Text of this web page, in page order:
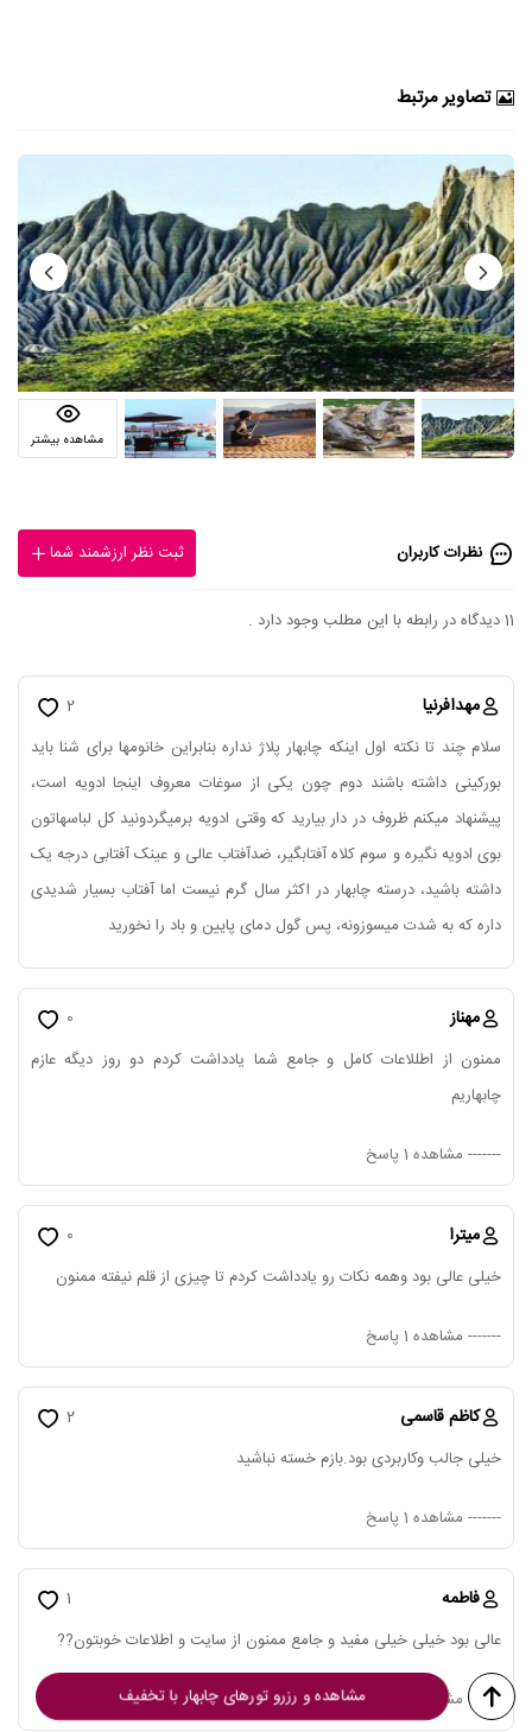
تصاویر مرتبط
مشاهده بیشتر
نظرات کاربران ثبت نظر ارزشمند شما
11 دیدگاه در رابطه با این مطلب وجود دارد .
مهدافرنیا
سلام چند تا نکته اول اینکه چابهار پلاژ نداره بنابراین خانومها برای شنا باید
بورکینی داشته باشند دوم چون یکی از سوغات معروف اینجا ادویه است،
پیشنهاد میکنم ظروف در دار بیارید که وقتی ادویه برمیگردونید کل لباسهاتون
بوی ادویه نگیره و سوم کلاه آفتابگیر، ضدآفتاب عالی و عینک آفتابی درجه یک
داشته باشید، درسته چابهار در اکثر سال گرم نیست اما آفتاب بسیار شدیدی
داره که به شدت میسوزونه، پس گول دمای پایین و باد را نخورید
2
مهناز
ممنون از اطللاعات کامل و جامع شما یادداشت کردم دو روز دیگه عازم
چابهاریم
0
------- مشاهده 1 پاسخ
میترا
خيلی عالی بود وهمه نکات رو یادداشت کردم تا چیزی از قلم نیفته ممنون
0
------- مشاهده 1 پاسخ
کاظم قاسمی
خیلی جالب وکاربردی بود.بازم خسته نباشید
2
------- مشاهده 1 پاسخ
فاطمه
عالی بود خیلی خیلی مفید و جامع ممنون از سایت و اطلاعات خوبتون??
1
------- مشاهده 1 پاسخ مشاهده و رزرو تورهای چابهار با تخفیف